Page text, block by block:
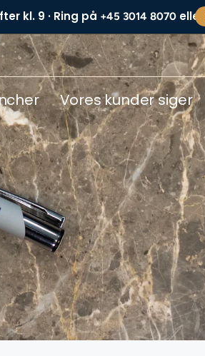
kl. 9 · Ring på +45 3014 8070eller
Vores kunder siger